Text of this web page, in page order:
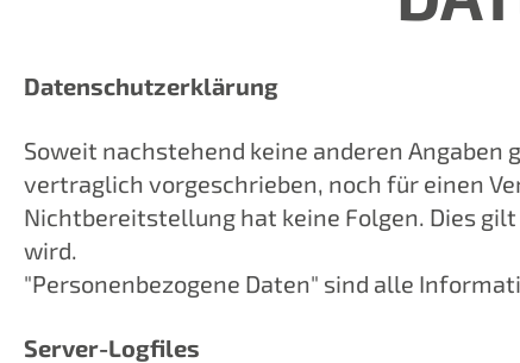
Datenschutzerklärung
Soweit nachstehend keine anderen
vertraglich vorgeschrieben, noch für einen
Nichtbereitstellung hat keine Folgen. Dies
wird.
"Personenbezogene Daten" sind alle
Server-Logfiles